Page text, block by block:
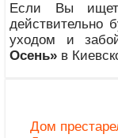
Если Вы
действительно
уходом и
Осень» в
Дом